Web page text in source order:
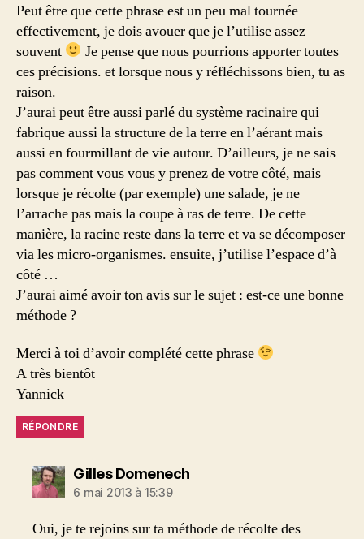
Peut être que cette phrase est un peu mal tournée
effectivement, je dois avouer que je l’utilise assez
souvent
Je pense que nous pourrions apporter toutes
ces précisions. et lorsque nous y réfléchissons bien, tu as
raison.
J’aurai peut être aussi parlé du système racinaire qui
fabrique aussi la structure de la terre en l’aérant mais
aussi en fourmillant de vie autour. D’ailleurs, je ne sais
pas comment vous vous y prenez de votre côté, mais
lorsque je récolte (par exemple) une salade, je ne
l’arrache pas mais la coupe à ras de terre. De cette
manière, la racine reste dans la terre et va se décomposer
via les micro-organismes. ensuite, j’utilise l’espace d’à
côté …
J’aurai aimé avoir ton avis sur le sujet : est-ce une bonne
méthode ?
Merci à toi d’avoir complété cette phrase
A très bientôt
Yannick
RÉPONDRE
Gilles Domenechdit :
6 mai 2013 à 15:39
Oui, je te rejoins sur ta méthode de récolte des